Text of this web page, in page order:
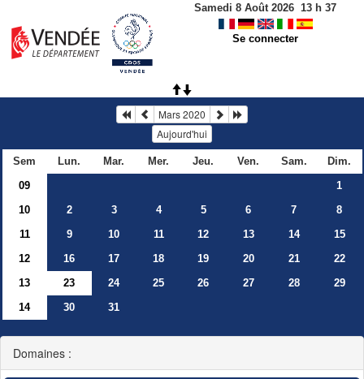
Samedi 8 Août 2026 13 h 37
Se connecter
Mars 2020
Aujourd'hui
Sem Lun. Mar. Mer. Jeu. Ven. Sam.
Dim.
09
1
10
2 3 4 5 6 7
8
11
9 10 11 12 13 14
15
12
16 17 18 19 20 21
22
13
23 24 25 26 27 28
29
14
30 31
Domaines :